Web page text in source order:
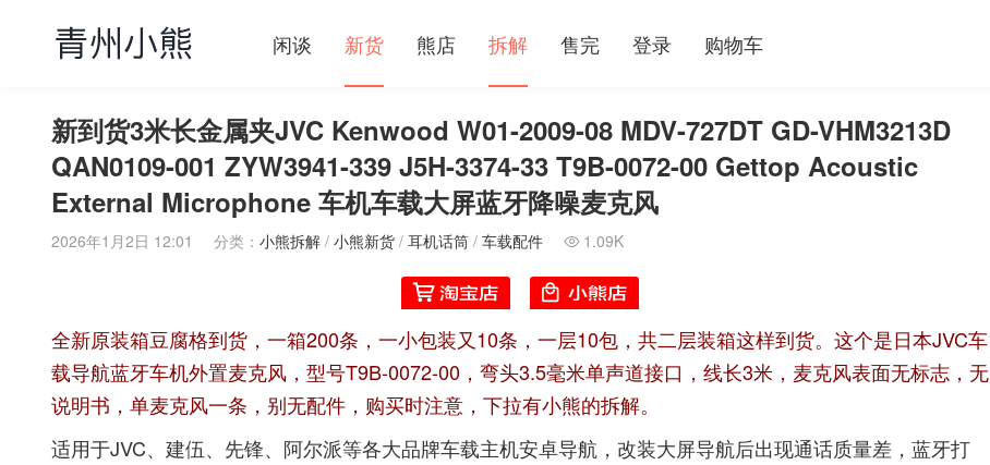
闲谈 新货 熊店 拆解 售完 登录 购物车
新到货3米长金属夹JVC Kenwood W01-2009-08 MDV-727DT GD-VHM3213D
QAN0109-001 ZYW3941-339 J5H-3374-33 T9B-0072-00 Gettop Acoustic
External Microphone 车机车载大屏蓝牙降噪麦克风
2026年1月2日 12:01 分类： 小熊拆解 / 小熊新货 / 耳机话筒 / 车载配件  1.09K
全新原装箱豆腐格到货，一箱200条，一小包装又10条，一层10包，共二层装箱这样到货。这个是日本JVC车
载导航蓝牙车机外置麦克风，型号T9B-0072-00，弯头3.5毫米单声道接口，线长3米，麦克风表面无标志，无
说明书，单麦克风一条，别无配件，购买时注意，下拉有小熊的拆解。
适用于JVC、建伍、先锋、阿尔派等各大品牌车载主机安卓导航，改装大屏导航后出现通话质量差，蓝牙打